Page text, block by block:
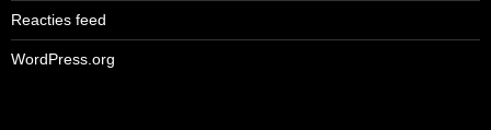
Reacties feed
WordPress.org